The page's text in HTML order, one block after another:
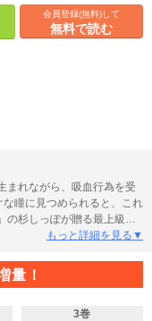
会員登録(無料)して
無料で読む
れながら、吸血行為を受
な瞳に見つめられると、これ
杉しっぽが贈る最上級の
もっと詳細を見る▼
量！
3巻